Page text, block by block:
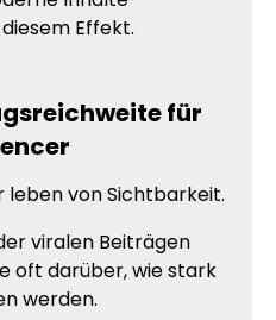
Effekt.
für
von Sichtbarkeit.
viralen Beiträgen
oft darüber, wie stark
werden.